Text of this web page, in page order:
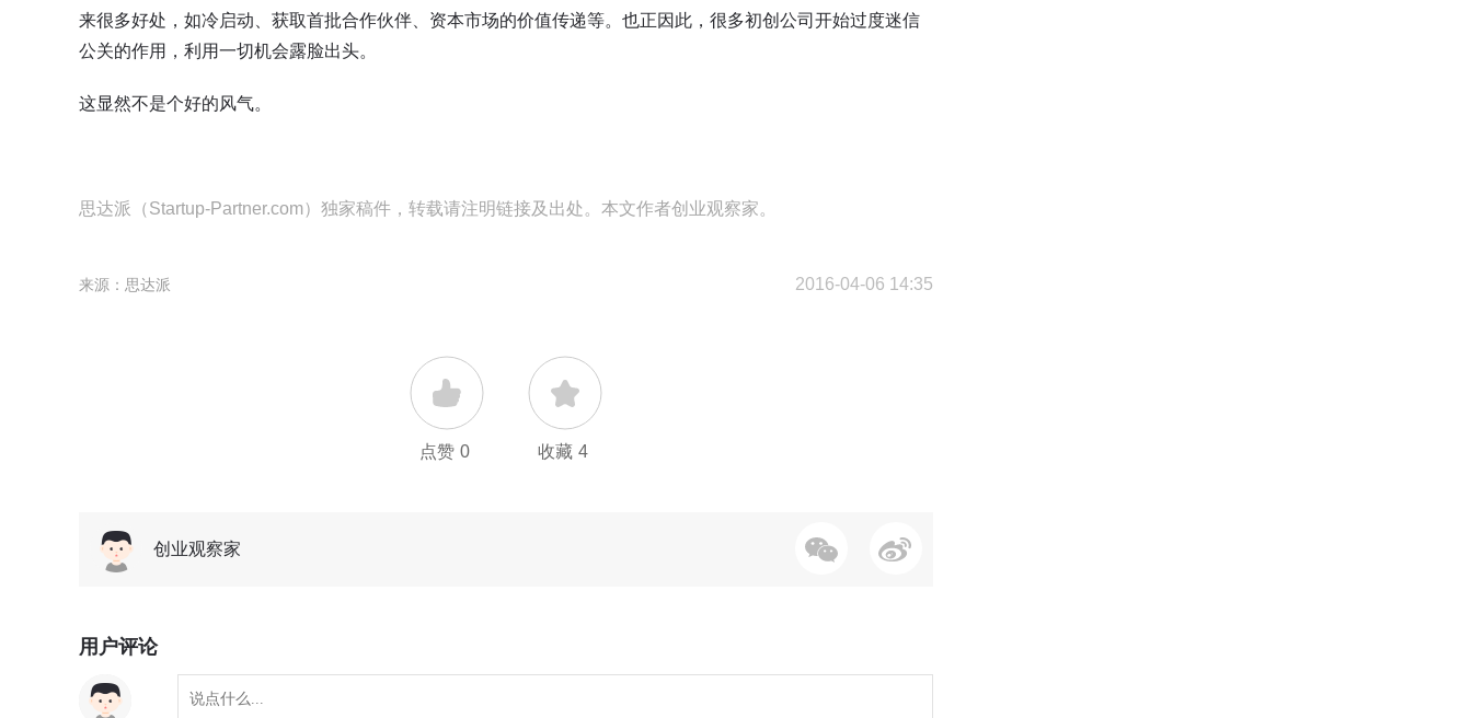
来很多好处，如冷启动、获取首批合作伙伴、资本市场的价值传递等。也正因此，很多初创公司开始过度迷信
公关的作用，利用一切机会露脸出头。
这显然不是个好的风气。
思达派（Startup-Partner.com）独家稿件，转载请注明链接及出处。本文作者创业观察家。
来源：思达派 2016-04-06 14:35
点赞 0 收藏 4
创业观察家
用户评论